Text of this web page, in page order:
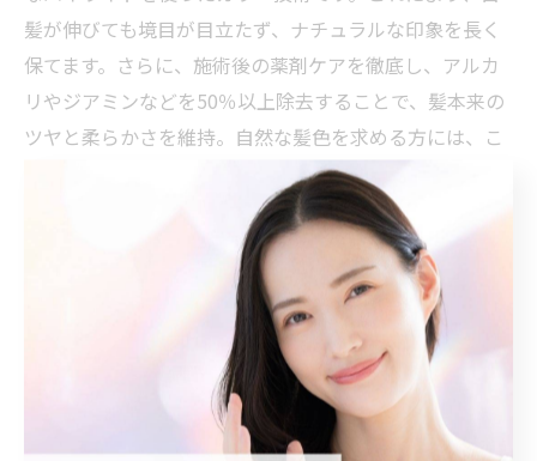
髪が伸びても境目が目立たず、ナチュラルな印象を長く
保てます。さらに、施術後の薬剤ケアを徹底し、アルカ
リやジアミンなどを50％以上除去することで、髪本来の
ツヤと柔らかさを維持。自然な髪色を求める方には、こ
うした最新技術を取り入れた美容院選びが重要です。
髪質や悩みに合う施術方法を美容院で相談
髪質や悩みに合わせた施術方法を選ぶことは、美しい仕
上がりと健康な髪を両立するために欠かせません。神戸
三宮駅周辺の美容院では、カウンセリングを重視し、そ
れぞれの髪質や頭皮の状態に応じて薬剤やケア方法を選
定します。特に、白髪染めや縮毛矯正といったダメージ